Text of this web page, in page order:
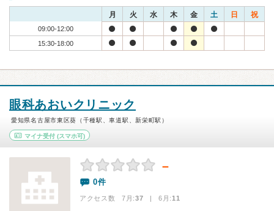
月 火 水 木 金 土 日 祝
09:00-12:00
15:30-18:00
眼科あおいクリニック
愛知県名古屋市東区葵（千種駅、車道駅、新栄町駅）
マイナ受付 (スマホ可)
－
0件
アクセス数 7月:37 | 6月:11